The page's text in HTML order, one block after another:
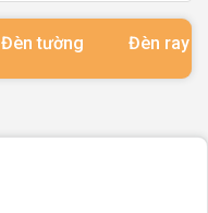
Đèn tường Đèn ray